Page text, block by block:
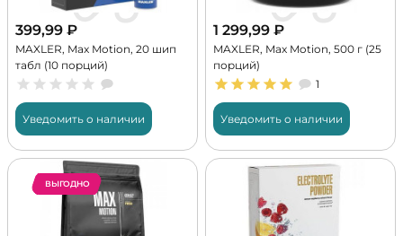
399,99 ₽
MAXLER, Max Motion, 20 шип
табл (10 порций)
Уведомить о наличии
1 299,99 ₽
MAXLER, Max Motion, 500 г (25
порций)
1
Уведомить о наличии
ВЫГОДНО